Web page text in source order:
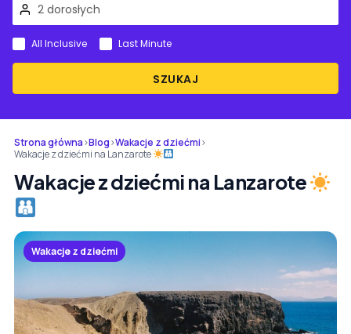
SZUKAJ
All Inclusive Last Minute
Strona główna›Blog›Wakacje z dziećmi›
Wakacje z dziećmi na Lanzarote
Wakacje z dziećmi na Lanzarote
Wakacje z dziećmi